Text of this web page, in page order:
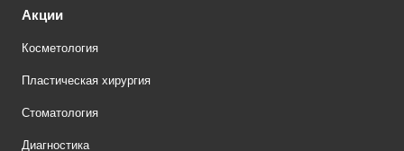
Акции
Косметология
Пластическая хирургия
Стоматология
Диагностика